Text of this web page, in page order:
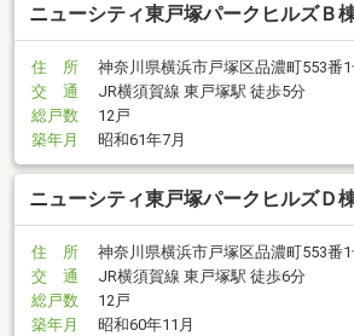
ニューシティ東戸塚パークヒルズＢ
住 所
神奈川県横浜市戸塚区品濃町553番
交 通
JR横須賀線 東戸塚駅 徒歩5分
総戸数
12戸
築年月
昭和61年7月
ニューシティ東戸塚パークヒルズＤ
住 所
神奈川県横浜市戸塚区品濃町553番
交 通
JR横須賀線 東戸塚駅 徒歩6分
総戸数
12戸
築年月
昭和60年11月